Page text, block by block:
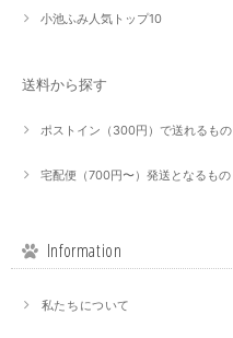
小池ふみ人気トップ10
送料から探す
ポストイン（300円）で送れるもの
宅配便（700円〜）発送となるもの
Information
私たちについて